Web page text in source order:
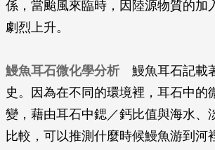
係，當颱風來臨時，因陸源物質的加
劇烈上升。
鰻魚耳石微化學分析鰻魚耳石記載
史。因為在不同的環境裡，耳石中的
變，藉由耳石中鍶／鈣比值與海水、
比較，可以推測什麼時候鰻魚游到河